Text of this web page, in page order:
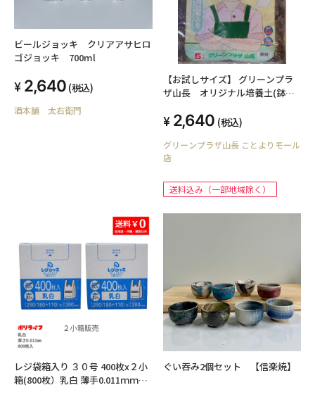
ビールジョッキ クリアアサヒロ
ゴジョッキ 700ml
2,640 (税込)
酒本舗 太右衛門
【お試しサイズ】 グリーンプラ
ザ山長 オリジナル培養土(鉢・
売 寄せ植え 鉢植え 培養土 用土
2,640 (税込)
グリーンプラザ山長 ことよりモール
店
送料込み（一部地域除く）
レジ袋箱入り ３０号 400枚x２小
箱(800枚）乳白 薄手0.011ｍｍ厚
ぐい吞み2個セット 【信楽焼】